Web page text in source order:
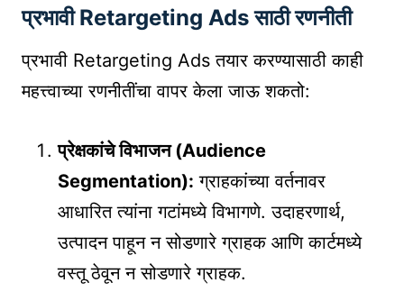
प्रभावी Retargeting Ads साठी रणनीती
प्रभावी Retargeting Ads तयार करण्यासाठी काही
महत्त्वाच्या रणनीतींचा वापर केला जाऊ शकतो:
प्रेक्षकांचे विभाजन (Audience
Segmentation): ग्राहकांच्या वर्तनावर
आधारित त्यांना गटांमध्ये विभागणे. उदाहरणार्थ,
उत्पादन पाहून न सोडणारे ग्राहक आणि कार्टमध्ये
वस्तू ठेवून न सोडणारे ग्राहक.